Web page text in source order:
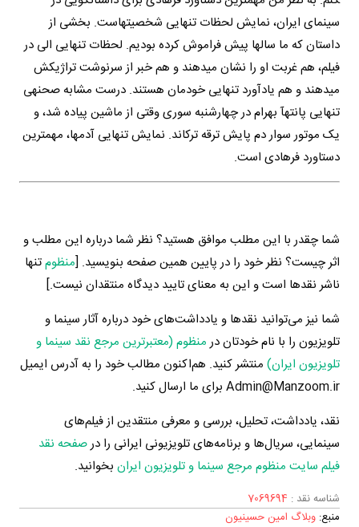
سینمای ایران، نمایش لحظات تنهایی شخصیت­هاست. بخشی از
داستان که ما سال­ها پیش فراموش کرده بودیم. لحظات تنهایی الی در
فیلم، هم غربت او را نشان می­دهند و هم خبر از سرنوشت تراژیکش
می­دهند و هم یادآورد تنهایی خودمان هستند. درست مشابه صحنه­ی
تنهایی پانته­آ بهرام در چهارشنبه سوری وقتی از ماشین پیاده شد، و
یک موتور سوار دم پایش ترقه ترکاند. نمایش تنهایی آدم­ها، مهم­ترین
دستاورد فرهادی است.
شما چقدر با این مطلب موافق هستید؟ نظر شما درباره این مطلب و
اثر چیست؟ نظر خود را در پایین همین صفحه بنویسید. [منظومتنها
ناشر نقدها است و این به معنای تایید دیدگاه منتقدان نیست.]
شما نیز می‌توانید نقدها و یادداشت‌های خود درباره آثار سینما و
تلویزیون را با نام خودتان در منظوم (معتبرترین مرجع نقد سینما و
تلویزیون ایران) منتشر کنید. هم‌اکنون مطالب خود را به آدرس ایمیل
Admin@Manzoom.ir برای ما ارسال کنید.
نقد، یادداشت، تحلیل، بررسی و معرفی منتقدین از فیلم‌های
سینمایی، سریال‌ها و برنامه‌های تلویزیونی ایرانی را درصفحه نقد
فیلم سایت منظوم مرجع سینما و تلویزیون ایران بخوانید.
شناسه نقد : 7069694
منبع:وبلاگ امین حسینیون